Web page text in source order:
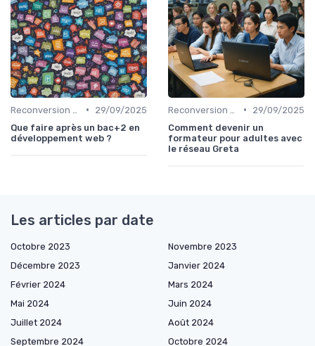
•
29/09/2025
Que faire après un bac+2 en
développement web ?
•
29/09/2025
Comment devenir un
formateur pour adultes avec
le réseau Greta
Les articles par date
Octobre 2023
Novembre 2023
Décembre 2023
Janvier 2024
Février 2024
Mars 2024
Mai 2024
Juin 2024
Juillet 2024
Août 2024
Septembre 2024
Octobre 2024